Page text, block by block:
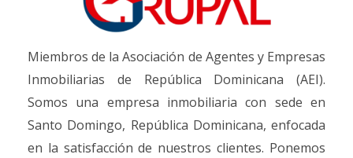
Miembros de la Asociación de Agentes y Empresas
Inmobiliarias de República Dominicana (AEI).
Somos una empresa inmobiliaria con sede en
Santo Domingo, República Dominicana, enfocada
en la satisfacción de nuestros clientes. Ponemos